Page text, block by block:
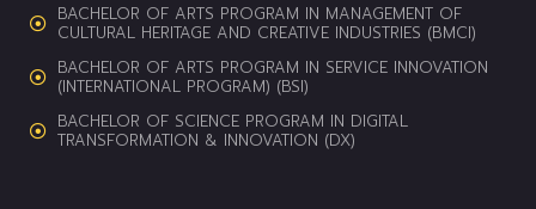
BACHELOR OF ARTS PROGRAM IN MANAGEMENT OF
CULTURAL HERITAGE AND CREATIVE INDUSTRIES (BMCI)
BACHELOR OF ARTS PROGRAM IN SERVICE INNOVATION
(INTERNATIONAL PROGRAM) (BSI)
BACHELOR OF SCIENCE PROGRAM IN DIGITAL
TRANSFORMATION & INNOVATION (DX)